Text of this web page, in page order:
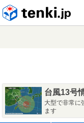
台風13号
大型で非常に
ます